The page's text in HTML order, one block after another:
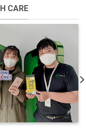
CARE